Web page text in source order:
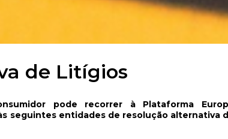
de Litígios
pode recorrer à Plataforma
seguintes entidades de resolução alternativa